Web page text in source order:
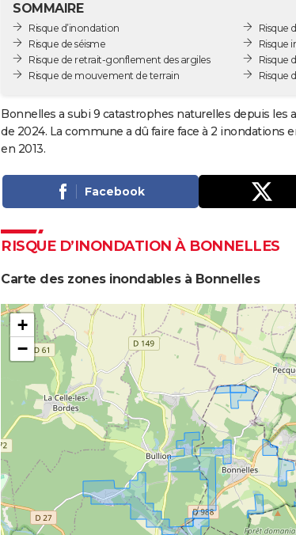
SOMMAIRE
Risque d’inondation
Risque de séisme
Risque de retrait-gonflement des argiles
Risque de mouvement de terrain
Risque
Risque
Risque
Risque
Bonnelles a subi 9 catastrophes naturelles depuis les
de 2024. La commune a dû faire face à 2 inondations
en 2013.
Facebook
RISQUE D’INONDATION À BONNELLES
Carte des zones inondables à Bonnelles
+
−